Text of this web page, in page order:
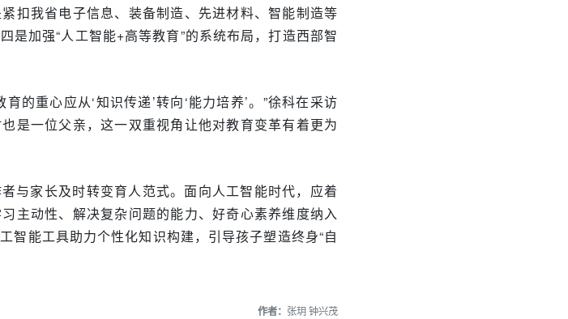
扣我省电子信息、装备制造、先进材料、智能制造等
是加强“人工智能+高等教育”的系统布局，打造西部智
的重心应从‘知识传递’转向‘能力培养’。”徐科在采访
是一位父亲，这一双重视角让他对教育变革有着更为
与家长及时转变育人范式。面向人工智能时代，应着
主动性、解决复杂问题的能力、好奇心素养维度纳入
智能工具助力个性化知识构建，引导孩子塑造终身“自
作者： 张玥 钟兴茂